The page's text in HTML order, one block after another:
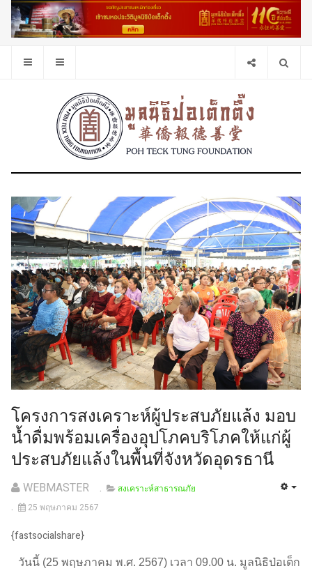
โครงการสงเคราะห์ผู้ประสบภัยแล้ง มอบ
น้ำดื่มพร้อมเครื่องอุปโภคบริโภคให้แก่ผู้
ประสบภัยแล้งในพื้นที่จังหวัดอุดรธานี
WEBMASTER
สงเคราะห์สาธารณภัย
25 พฤษภาคม 2567
{fastsocialshare}
วันนี้ (25 พฤษภาคม พ.ศ. 2567) เวลา 09.00 น. มูลนิธิป่อเต็ก